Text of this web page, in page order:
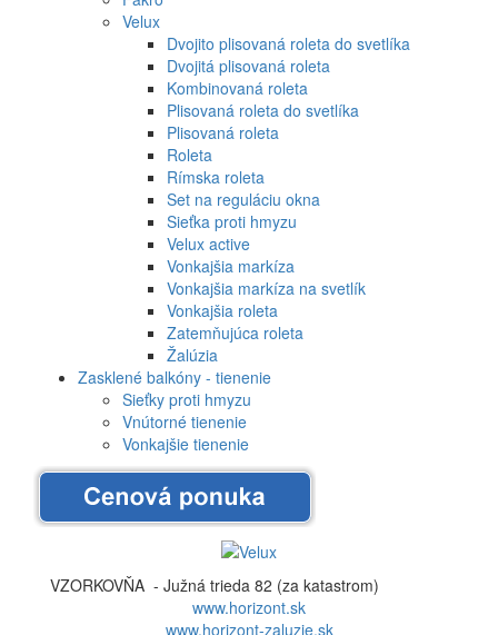
Velux
Dvojito plisovaná roleta do svetlíka
Dvojitá plisovaná roleta
Kombinovaná roleta
Plisovaná roleta do svetlíka
Plisovaná roleta
Roleta
Rímska roleta
Set na reguláciu okna
Sieťka proti hmyzu
Velux active
Vonkajšia markíza
Vonkajšia markíza na svetlík
Vonkajšia roleta
Zatemňujúca roleta
Žalúzia
Zasklené balkóny - tienenie
Sieťky proti hmyzu
Vnútorné tienenie
Vonkajšie tienenie
VZORKOVŇA - Južná trieda 82 (za katastrom)
www.horizont.sk
www.horizont-zaluzie.sk